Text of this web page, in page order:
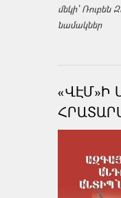
մեկի՝
նամակներ
«ՎԷՄ»Ի